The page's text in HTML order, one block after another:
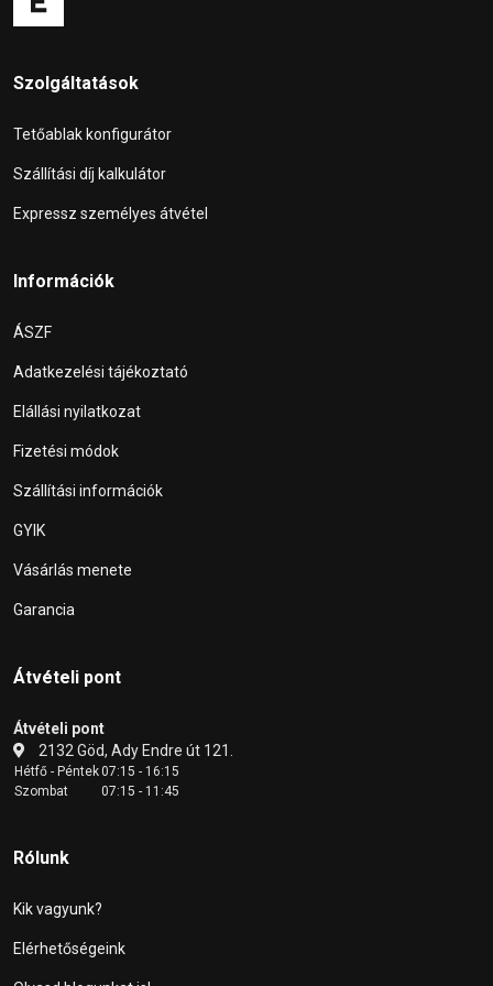
Szolgáltatások
Tetőablak konfigurátor
Szállítási díj kalkulátor
Expressz személyes átvétel
Információk
ÁSZF
Adatkezelési tájékoztató
Elállási nyilatkozat
Fizetési módok
Szállítási információk
GYIK
Vásárlás menete
Garancia
Átvételi pont
Átvételi pont
2132 Göd, Ady Endre út 121.
Hétfő - Péntek07:15 - 16:15
Szombat
07:15 - 11:45
Rólunk
Kik vagyunk?
Elérhetőségeink